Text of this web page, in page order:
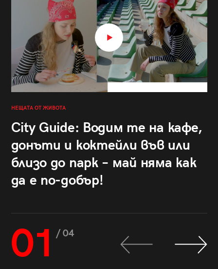
НЕЩАТА ОТ ЖИВОТА
City Guide: Водим те на кафе,
донъти и коктейли във или
близо до парк – май няма как
да е по-добър!
01 / 04